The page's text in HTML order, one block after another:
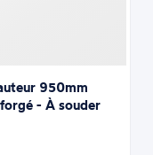
950mm
- À souder